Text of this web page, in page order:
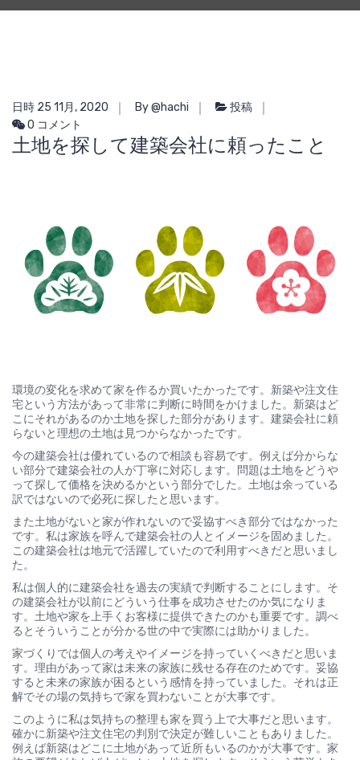
日時 25 11月, 2020 By @hachi
投稿
0 コメント
土地を探して建築会社に頼ったこと
環境の変化を求めて家を作るか買いたかったです。新築や注文住
宅という方法があって非常に判断に時間をかけました。新築はど
こにそれがあるのか土地を探した部分があります。建築会社に頼
らないと理想の土地は見つからなかったです。
今の建築会社は優れているので相談も容易です。例えば分からな
い部分で建築会社の人が丁寧に対応します。問題は土地をどうや
って探して価格を決めるかという部分でした。土地は余っている
訳ではないので必死に探したと思います。
また土地がないと家が作れないので妥協すべき部分ではなかった
です。私は家族を呼んで建築会社の人とイメージを固めました。
この建築会社は地元で活躍していたので利用すべきだと思いまし
た。
私は個人的に建築会社を過去の実績で判断することにします。そ
の建築会社が以前にどういう仕事を成功させたのか気になりま
す。土地や家を上手くお客様に提供できたのかも重要です。調べ
るとそういうことが分かる世の中で実際には助かりました。
家づくりでは個人の考えやイメージを持っていくべきだと思いま
す。理由があって家は未来の家族に残せる存在のためです。妥協
すると未来の家族が困るという感情を持っていました。それは正
解でその場の気持ちで家を買わないことが大事です。
このように私は気持ちの整理も家を買う上で大事だと思います。
確かに新築や注文住宅の判別で決定が難しいこともありました。
例えば新築はどこに土地があって近所もいるのかが大事です。家